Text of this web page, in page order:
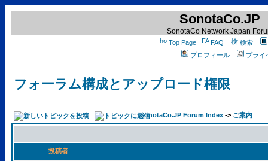
SonotaCo.JP
SonotaCo Network Japan
Top Page FAQ
検索
プロフィール
プライ
フォーラム構成とアップロード権限
SonotaCo.JP Forum Index -> ご案内
投稿者